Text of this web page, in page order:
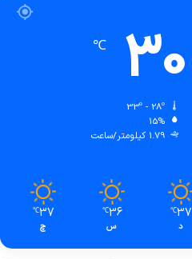
30
℃
15%
1.79 کیلومتر/ساعت
37
℃
د
36
℃
س
37
℃
چ